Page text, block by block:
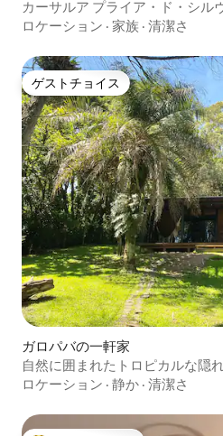
カーサルア プライア・ド・シル
ロケーション · 家族 · 清潔さ
ゲストチョイス
ゲストチョイス
ガロパバの一軒家
自然に囲まれたトロピカルな隠
ロケーション · 静か · 清潔さ